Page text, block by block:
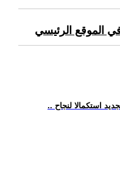
الموقع الرئيسي
استكمالا لنجاح